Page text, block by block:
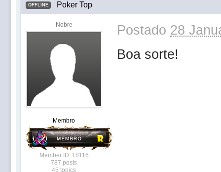
OFFLINE Poker Top
Nobre
Membro
Member ID: 18116
787 posts
45 topics
Postado 28
Boa sorte!